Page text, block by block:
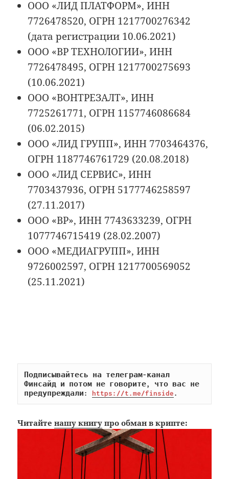
ООО «ЛИД ПЛАТФОРМ», ИНН
7726478520, ОГРН 1217700276342
(дата регистрации 10.06.2021)
ООО «ВР ТЕХНОЛОГИИ», ИНН
7726478495, ОГРН 1217700275693
(10.06.2021)
ООО «ВОНТРЕЗАЛТ», ИНН
7725261771, ОГРН 1157746086684
(06.02.2015)
ООО «ЛИД ГРУПП», ИНН 7703464376,
ОГРН 1187746761729 (20.08.2018)
ООО «ЛИД СЕРВИС», ИНН
7703437936, ОГРН 5177746258597
(27.11.2017)
ООО «ВР», ИНН 7743633239, ОГРН
1077746715419 (28.02.2007)
ООО «МЕДИАГРУПП», ИНН
9726002597, ОГРН 1217700569052
(25.11.2021)
Подписывайтесь на телеграм-канал
Финсайд и потом не говорите, что вас не
предупреждали: https://t.me/finside.
Читайтенашу книгу про обман в крипте: